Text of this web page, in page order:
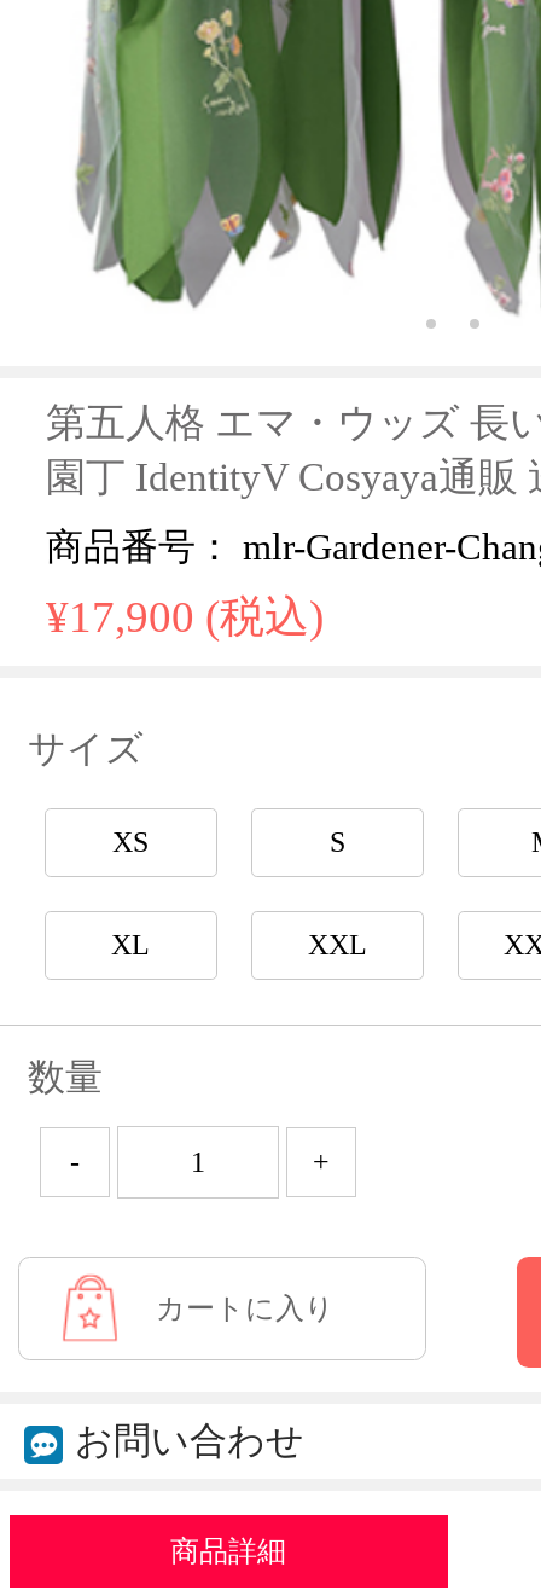
第五人格 エマ・ウッズ 長
園丁 IdentityV Cosyaya通販
商品番号： mlr-Gardener-
¥17,900 (税込)
サイズ
XS S
XL XXL
数量
- +
お問い合わせ
商品詳細